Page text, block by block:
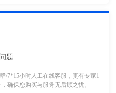
题
/7*15小时人工在线客服，更有专家1
确保您购买与服务无后顾之忧。